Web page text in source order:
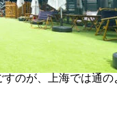
のが、上海では通の